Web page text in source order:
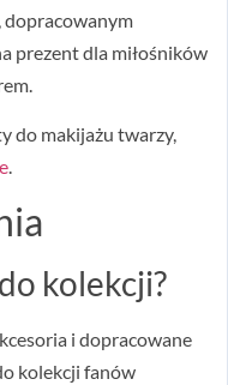
dopracowanym
prezent dla miłośników
do makijażu twarzy,
.
kolekcji?
i dopracowane
kolekcji fanów